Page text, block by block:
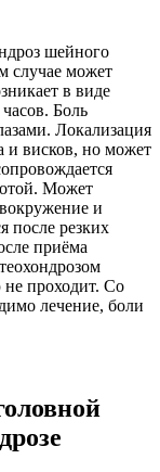
шейного
случае может
в виде
Боль
Локализация
и висков, но может
Может
и
после резких
приёма
проходит. Со
лечение, боли